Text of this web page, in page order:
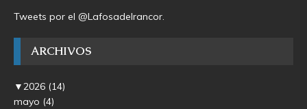
Tweets por el @Lafosadelrancor.
ARCHIVOS
▼2026 (14)
mayo (4)